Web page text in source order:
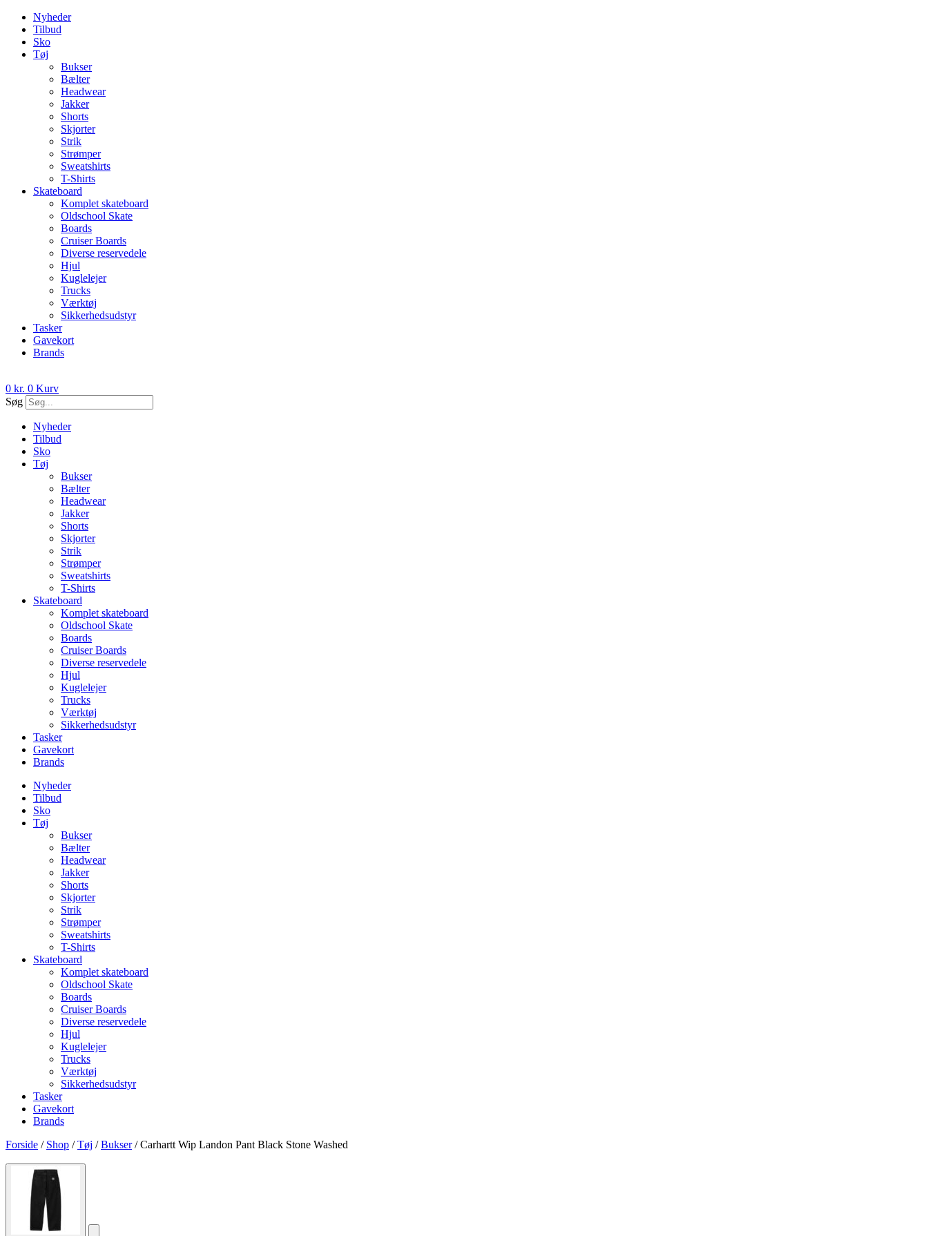
Nyheder
Tilbud
Sko
Tøj
Bukser
Bælter
Headwear
Jakker
Shorts
Skjorter
Strik
Strømper
Sweatshirts
T-Shirts
Skateboard
Komplet skateboard
Oldschool Skate
Boards
Cruiser Boards
Diverse reservedele
Hjul
Kuglelejer
Trucks
Værktøj
Sikkerhedsudstyr
Tasker
Gavekort
Brands
0 kr. 0 Kurv
Søg
Nyheder
Tilbud
Sko
Tøj
Bukser
Bælter
Headwear
Jakker
Shorts
Skjorter
Strik
Strømper
Sweatshirts
T-Shirts
Skateboard
Komplet skateboard
Oldschool Skate
Boards
Cruiser Boards
Diverse reservedele
Hjul
Kuglelejer
Trucks
Værktøj
Sikkerhedsudstyr
Tasker
Gavekort
Brands
Nyheder
Tilbud
Sko
Tøj
Bukser
Bælter
Headwear
Jakker
Shorts
Skjorter
Strik
Strømper
Sweatshirts
T-Shirts
Skateboard
Komplet skateboard
Oldschool Skate
Boards
Cruiser Boards
Diverse reservedele
Hjul
Kuglelejer
Trucks
Værktøj
Sikkerhedsudstyr
Tasker
Gavekort
Brands
Forside / Shop /Tøj /Bukser/ Carhartt Wip Landon Pant Black Stone Washed